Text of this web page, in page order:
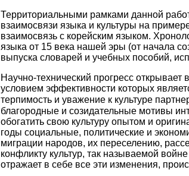
Территориальными рамками данной
взаимосвязи языка и культуры на
взаимосвязь с корейским языком.
языка от 15 века нашей эры (от начала
выпуска словарей и учебных пособий,
Научно-технический прогресс
условием эффективности которых
терпимость и уважение к культуре
благородные и созидательные мотивы
обогатить свою культуру опытом и
годы социальные, политические и
миграции народов, их переселению,
конфликту культур, так называемой
отражает в себе все эти изменения,